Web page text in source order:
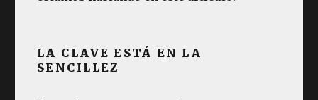
LA CLAVE ESTÁ EN LA
SENCILLEZ